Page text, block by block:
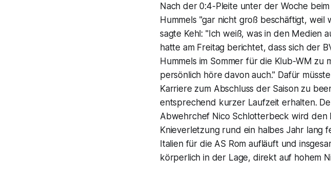
Nach der 0:4-Pleite unter der Woche
Hummels "gar nicht groß beschäftigt,
sagte Kehl: "Ich weiß, was in den Medien
hatte am Freitag berichtet, dass sich der
Hummels im Sommer für die Klub-WM zu
persönlich höre davon auch." Dafür
Karriere zum Abschluss der Saison zu
entsprechend kurzer Laufzeit erhalten.
Abwehrchef Nico Schlotterbeck wird
Knieverletzung rund ein halbes Jahr lang
Italien für die AS Rom aufläuft und
körperlich in der Lage, direkt auf hohem